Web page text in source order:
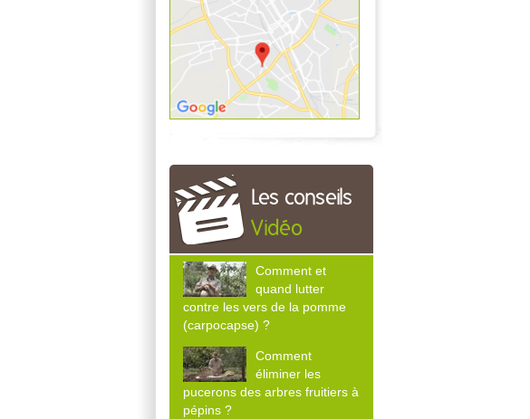
Les conseils
Vidéo
Comment et
quand lutter
contre les vers de la pomme
(carpocapse) ?
Comment
éliminer les
pucerons des arbres fruitiers à
pépins ?